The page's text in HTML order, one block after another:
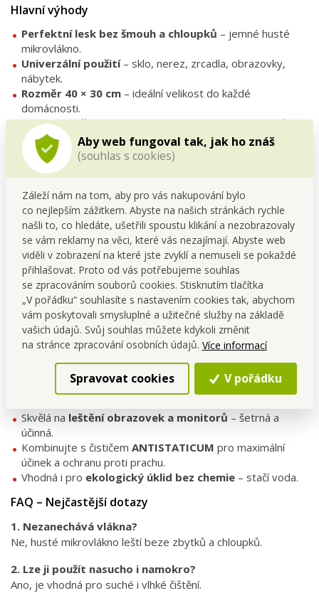
Aby web fungoval tak, jak ho znáš
(souhlas s cookies)
Záleží nám na tom, aby pro vás nakupování bylo
co nejlepším zážitkem. Abyste na našich stránkách rychle
našli to, co hledáte, ušetřili spoustu klikání a nezobrazovaly
se vám reklamy na věci, které vás nezajímají. Abyste web
viděli v zobrazení na které jste zvyklí a nemuseli se pokaždé
přihlašovat. Proto od vás potřebujeme souhlas
se zpracováním souborů cookies. Stisknutím tlačítka
„V pořádku“ souhlasíte s nastavením cookies tak, abychom
vám poskytovali smysluplné a užitečné služby na základě
vašich údajů. Svůj souhlas můžete kdykoli změnit
na stránce zpracování osobních údajů. Více informací
Spravovat cookies V pořádku
Hlavní výhody
Perfektní lesk bez šmouh a chloupků – jemné husté
mikrovlákno.
Univerzální použití– sklo, nerez, zrcadla, obrazovky,
nábytek.
Rozměr 40 × 30 cm – ideální velikost do každé
domácnosti.
Barevný květinový design– veselý a stylový doplněk.
Ekologické řešení– dlouhá životnost, možnost
opakovaného praní.
Technické parametry
Materiál:100 % mikrovlákno
Rozměr:40 × 30 cm
Barva/vzor:barevný květinový potisk
Použití:leštění a čištění hladkých povrchů
Údržba
Perte samostatně nebo s podobnými materiály.
Nepoužívejte aviváž – snižuje účinnost mikrovlákna.
Perte do 40 °C, nežehlit.
Sušte volně, nesušte v sušičce.
Tipy na použití
rychlé setření otisků prstů na skle a
Skvělá na leštění obrazovek a monitorů – šetrná a
účinná.
Kombinujte s čističem ANTISTATICUM pro maximální
účinek a ochranu proti prachu.
Vhodná i pro ekologický úklid bez chemie – stačí voda.
FAQ – Nejčastější dotazy
1. Nezanechává vlákna?
Ne, husté mikrovlákno leští beze zbytků a chloupků.
2. Lze ji použít nasucho i namokro?
Ano, je vhodná pro suché i vlhké čištění.